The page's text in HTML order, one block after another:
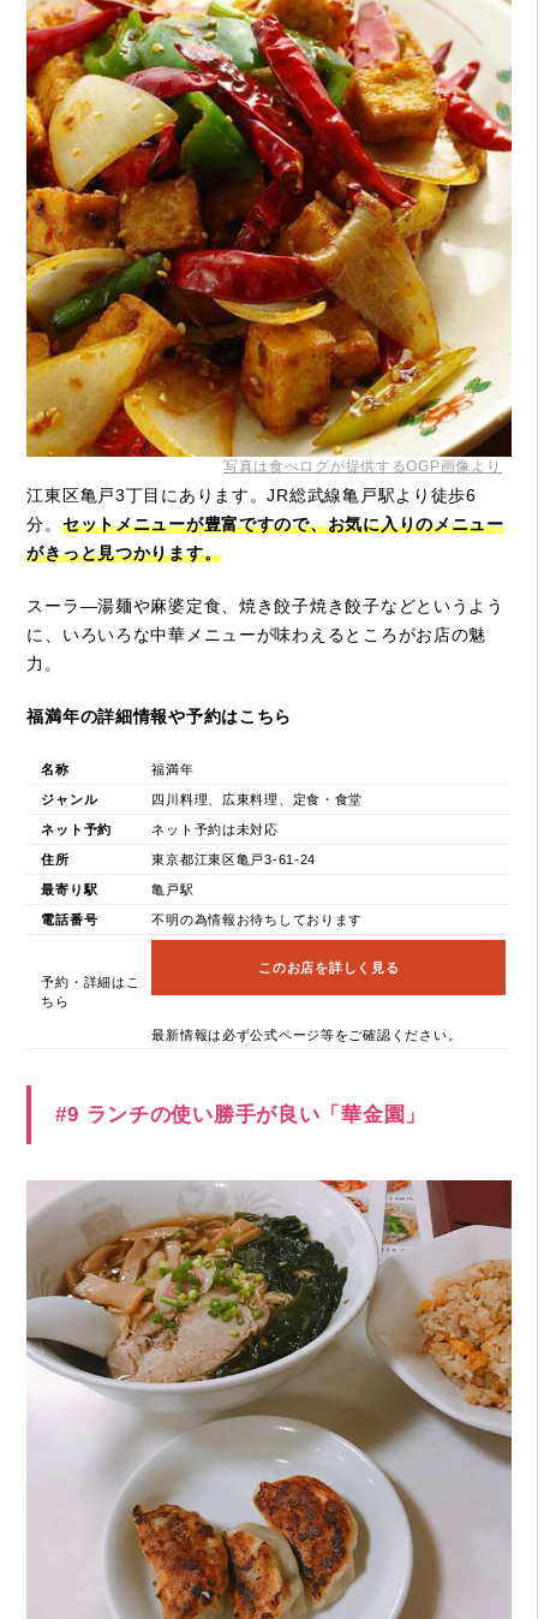
写真は食べログが提供するOGP画像より
江東区亀戸3丁目にあります。JR総武線亀戸駅より徒歩6
分。 セットメニューが豊富ですので、お気に入りのメニュー
がきっと見つかります。
スーラ―湯麺や麻婆定食、焼き餃子焼き餃子などというよう
に、いろいろな中華メニューが味わえるところがお店の魅
力。
福満年の詳細情報や予約はこちら
名称 福満年
ジャンル 四川料理、広東料理、定食・食堂
ネット予約 ネット予約は未対応
住所 東京都江東区亀戸3-61-24
最寄り駅 亀戸駅
電話番号 不明の為情報お待ちしております
予約・詳細はこ
ちら
このお店を詳しく見る
最新情報は必ず公式ページ等をご確認ください。
#9 ランチの使い勝手が良い「華金園」